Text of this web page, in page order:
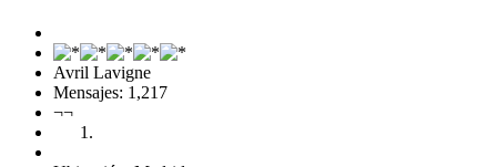
Avril Lavigne
Mensajes: 1,217
¬¬